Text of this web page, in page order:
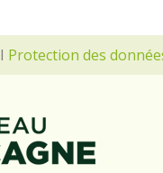
I Protection des